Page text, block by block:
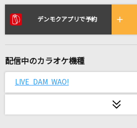
リアルタイムで歌われてい
[生音]アイノカタチ
島人ぬ宝
デンモクアプリで予約
配信中のカラオケ機種
LIVE DAM WAO!